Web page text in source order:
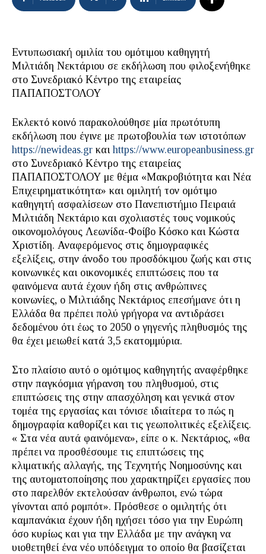
Εντυπωσιακή ομιλία του ομότιμου καθηγητή
Μιλτιάδη Νεκτάριου σε εκδήλωση που φιλοξενήθηκε
στο Συνεδριακό Κέντρο της εταιρείας
ΠΑΠΑΠΟΣΤΟΛΟΥ
Εκλεκτό κοινό παρακολούθησε μία πρωτότυπη
εκδήλωση που έγινε με πρωτοβουλία των ιστοτόπων
https://newideas.gr και https://www.europeanbusiness.gr
στο Συνεδριακό Κέντρο της εταιρείας
ΠΑΠΑΠΟΣΤΟΛΟΥ με θέμα «Μακροβιότητα και Νέα
Επιχειρηματικότητα» και ομιλητή τον ομότιμο
καθηγητή ασφαλίσεων στο Πανεπιστήμιο Πειραιά
Μιλτιάδη Νεκτάριο και σχολιαστές τους νομικούς
οικονομολόγους Λεωνίδα-Φοίβο Κόσκο και Κώστα
Χριστίδη. Αναφερόμενος στις δημογραφικές
εξελίξεις, στην άνοδο του προσδόκιμου ζωής και στις
κοινωνικές και οικονομικές επιπτώσεις που τα
φαινόμενα αυτά έχουν ήδη στις ανθρώπινες
κοινωνίες, ο Μιλτιάδης Νεκτάριος επεσήμανε ότι η
Ελλάδα θα πρέπει πολύ γρήγορα να αντιδράσει
δεδομένου ότι έως το 2050 ο γηγενής πληθυσμός της
θα έχει μειωθεί κατά 3,5 εκατομμύρια.
Στο πλαίσιο αυτό ο ομότιμος καθηγητής αναφέρθηκε
στην παγκόσμια γήρανση του πληθυσμού, στις
επιπτώσεις της στην απασχόληση και γενικά στον
τομέα της εργασίας και τόνισε ιδιαίτερα το πώς η
δημογραφία καθορίζει και τις γεωπολιτικές εξελίξεις.
« Στα νέα αυτά φαινόμενα», είπε ο κ. Νεκτάριος, «θα
πρέπει να προσθέσουμε τις επιπτώσεις της
κλιματικής αλλαγής, της Τεχνητής Νοημοσύνης και
της αυτοματοποίησης που χαρακτηρίζει εργασίες που
στο παρελθόν εκτελούσαν άνθρωποι, ενώ τώρα
γίνονται από ρομπότ». Πρόσθεσε ο ομιλητής ότι
καμπανάκια έχουν ήδη ηχήσει τόσο για την Ευρώπη
όσο κυρίως και για την Ελλάδα με την ανάγκη να
υιοθετηθεί ένα νέο υπόδειγμα το οποίο θα βασίζεται